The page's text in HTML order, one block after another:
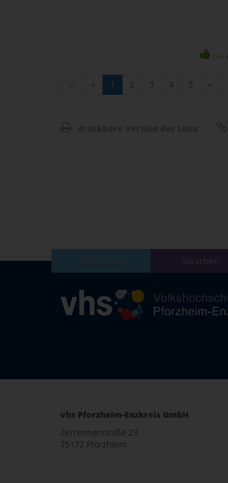
← « 1 2 3 4 5 »
Beruf/EDV Sprachen
vhs Pforzheim-Enzkreis GmbH
Zerrennerstraße 29
75172 Pforzheim